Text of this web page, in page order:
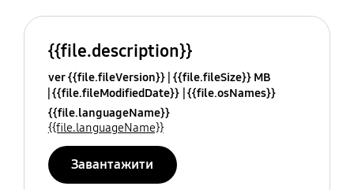
{{file.description}}
ver {{file.fileVersion}} {{file.fileSize}} MB
{{file.fileModifiedDate}} {{file.osNames}}
{{file.languageName}}
{{file.languageName}}
Завантажити